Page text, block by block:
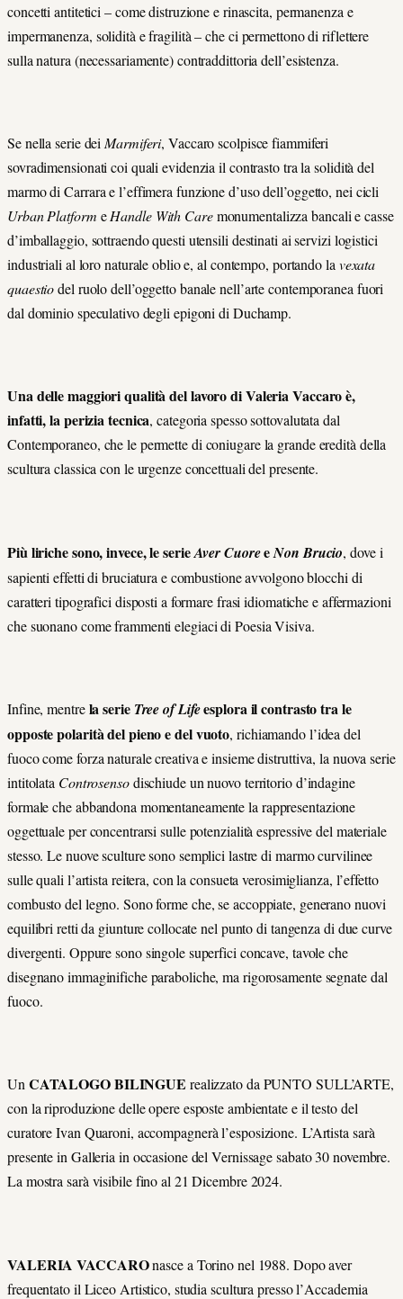
concetti antitetici – come distruzione e rinascita, permanenza e
impermanenza, solidità e fragilità – che ci permettono di riflettere
sulla natura (necessariamente) contraddittoria dell’esistenza.
Se nella serie dei Marmiferi, Vaccaro scolpisce fiammiferi
sovradimensionati coi quali evidenzia il contrasto tra la solidità del
marmo di Carrara e l’effimera funzione d’uso dell’oggetto, nei cicli
Urban Platform eHandle With Caremonumentalizza bancali e casse
d’imballaggio, sottraendo questi utensili destinati ai servizi logistici
industriali al loro naturale oblio e, al contempo, portando la vexata
quaestiodel ruolo dell’oggetto banale nell’arte contemporanea fuori
dal dominio speculativo degli epigoni di Duchamp.
Una delle maggiori qualità del lavoro di Valeria Vaccaro è,
infatti, la perizia tecnica, categoria spesso sottovalutata dal
Contemporaneo, che le permette di coniugare la grande eredità della
scultura classica con le urgenze concettuali del presente.
Più liriche sono, invece, le serieAver CuoreeNon Brucio, dove i
sapienti effetti di bruciatura e combustione avvolgono blocchi di
caratteri tipografici disposti a formare frasi idiomatiche e affermazioni
che suonano come frammenti elegiaci di Poesia Visiva.
Infine, mentrela serie Tree of Lifeesplora il contrasto tra le
opposte polarità del pieno e del vuoto, richiamando l’idea del
fuoco come forza naturale creativa e insieme distruttiva, la nuova serie
intitolata Controsensodischiude un nuovo territorio d’indagine
formale che abbandona momentaneamente la rappresentazione
oggettuale per concentrarsi sulle potenzialità espressive del materiale
stesso. Le nuove sculture sono semplici lastre di marmo curvilinee
sulle quali l’artista reitera, con la consueta verosimiglianza, l’effetto
combusto del legno. Sono forme che, se accoppiate, generano nuovi
equilibri retti da giunture collocate nel punto di tangenza di due curve
divergenti. Oppure sono singole superfici concave, tavole che
disegnano immaginifiche paraboliche, ma rigorosamente segnate dal
fuoco.
UnCATALOGO BILINGUE realizzato da PUNTO SULL’ARTE,
con la riproduzione delle opere esposte ambientate e il testo del
curatore Ivan Quaroni, accompagnerà l’esposizione. L’Artista sarà
presente in Galleria in occasione del Vernissage sabato 30 novembre.
La mostra sarà visibile fino al 21 Dicembre 2024.
VALERIA VACCAROnasce a Torino nel 1988. Dopo aver
frequentato il Liceo Artistico, studia scultura presso l’Accademia